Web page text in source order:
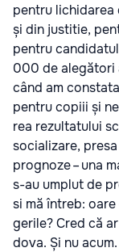
pen­tru
și din jus­ti­tie,
pen­tru
000 de ale­gă­to­ri
când am
pen­tru copi­ii și
rea rezul­ta­tu­lui
soci­a­li­za­re,
prog­no­ze – una
s-au umplut de
si mă întreb:
ge­ri­le? Cred că
do­va. Și nu